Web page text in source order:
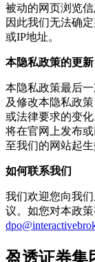
被动的网页浏览
因此我们无法确
或IP地址。
本隐私政策的更新
本隐私政策最后
及修改本隐私政
或法律要求的变
将在官网上发布
至我们的网站起生
如何联系我们
我们欢迎您向我
议。如您对本政
盈透证券集